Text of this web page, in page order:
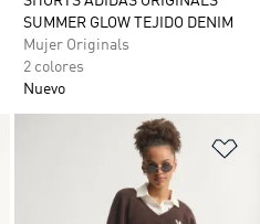
SUMMER GLOW TEJIDO DENIM
Mujer Originals
2 colores
Nuevo
Añadir a la lista de deseos